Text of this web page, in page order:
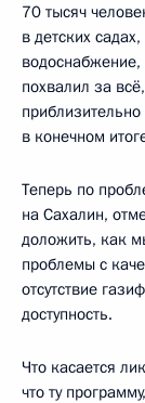
70 тысяч
в детских
похвалил за
в конечном
Теперь по
на Сахалин,
доложить, как
проблемы с
отсутствие
доступность.
Что касается
что ту